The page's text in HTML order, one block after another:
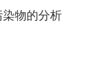
物的分析